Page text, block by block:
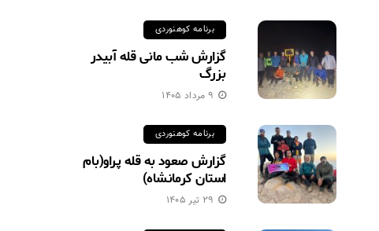
برنامه کوهنوردی
گزارش شب مانی قله آبیدر
بزرگ
۹ مرداد ۱۴۰۵
برنامه کوهنوردی
گزارش صعود به قله پراو(بام
استان کرمانشاه)
۲۹ تیر ۱۴۰۵